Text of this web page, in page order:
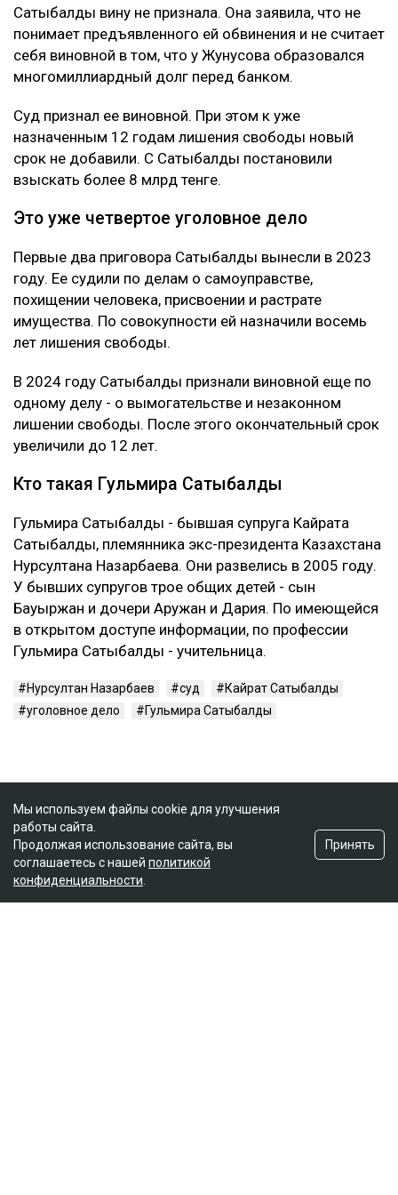
Сатыбалды вину не признала. Она заявила, что не
понимает предъявленного ей обвинения и не считает
себя виновной в том, что у Жунусова образовался
многомиллиардный долг перед банком.
Суд признал ее виновной. При этом к уже
назначенным 12 годам лишения свободы новый
срок не добавили. С Сатыбалды постановили
взыскать более 8 млрд тенге.
Это уже четвертое уголовное дело
Первые два приговора Сатыбалды вынесли в 2023
году. Ее судили по делам о самоуправстве,
похищении человека, присвоении и растрате
имущества. По совокупности ей назначили восемь
лет лишения свободы.
В 2024 году Сатыбалды признали виновной еще по
одному делу - о вымогательстве и незаконном
лишении свободы. После этого окончательный срок
увеличили до 12 лет.
Кто такая Гульмира Сатыбалды
Гульмира Сатыбалды - бывшая супруга Кайрата
Сатыбалды, племянника экс-президента Казахстана
Нурсултана Назарбаева. Они развелись в 2005 году.
У бывших супругов трое общих детей - сын
Бауыржан и дочери Аружан и Дария. По имеющейся
в открытом доступе информации, по профессии
Гульмира Сатыбалды - учительница.
Нурсултан Назарбаев суд
Кайрат Сатыбалды
уголовное дело
Гульмира Сатыбалды
Мы используем файлы cookie для улучшения
работы сайта.
Продолжая использование сайта, вы
соглашаетесь с нашей политикой
конфиденциальности
Принять